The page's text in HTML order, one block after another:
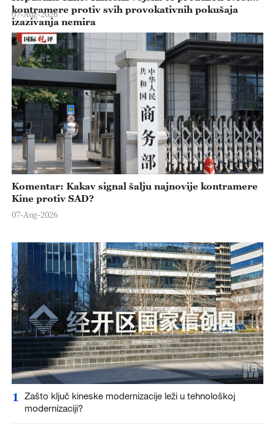
kontramere protiv svih provokativnih pokušaja
izazivanja nemira
07-Aug-2026
Komentar: Kakav signal šalju najnovije kontramere
Kine protiv SAD?
07-Aug-2026
1
Zašto ključ kineske modernizacije leži u tehnološkoj
modernizaciji?